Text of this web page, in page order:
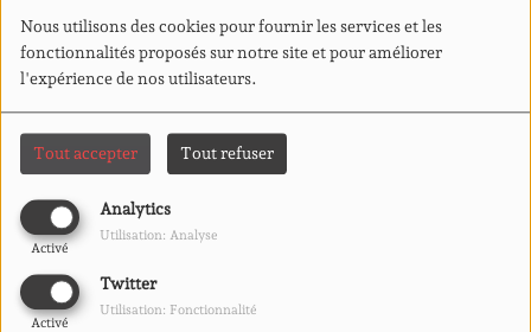
Nous utilisons des cookies pour fournir les services et les
fonctionnalités proposés sur notre site et pour améliorer
l'expérience de nos utilisateurs.
Tout accepter Tout refuser
Analytics
Activé
Utilisation: Analyse
Twitter
Activé
Utilisation: Fonctionnalité